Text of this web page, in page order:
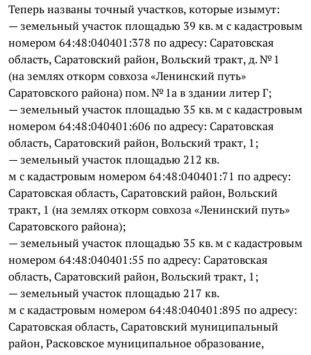
Теперь названы точный участков, которые изымут:
— земельный участок площадью 39 кв. м с кадастровым
номером 64:48:040401:378 по адресу: Саратовская
область, Саратовский район, Вольский тракт, д. № 1
(на землях откорм совхоза «Ленинский путь»
Саратовского района) пом. № 1а в здании литер Г;
— земельный участок площадью 35 кв. м с кадастровым
номером 64:48:040401:606 по адресу: Саратовская
область, Саратовский район, Вольский тракт, 1;
— земельный участок площадью 212 кв.
м с кадастровым номером 64:48:040401:71 по адресу:
Саратовская область, Саратовский район, Вольский
тракт, 1 (на землях откорм совхоза «Ленинский путь»
Саратовского района);
— земельный участок площадью 35 кв. м с кадастровым
номером 64:48:040401:55 по адресу: Саратовская
область, Саратовский район, Вольский тракт, 1;
— земельный участок площадью 217 кв.
м с кадастровым номером 64:48:040401:895 по адресу:
Саратовская область, Саратовский муниципальный
район, Расковское муниципальное образование,